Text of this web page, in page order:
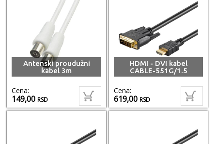
Antenski proudužni
kabel 3m
Cena:
149,00RSD
HDMI - DVI kabel
CABLE-551G/1.5
Cena:
619,00RSD